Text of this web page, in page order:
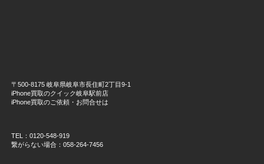
〒500-8175 岐阜県岐阜市長住町2丁目9-1
iPhone買取のクイック岐阜駅前店
iPhone買取のご依頼・お問合せは
TEL：0120-548-919
繋がらない場合：058-264-7456